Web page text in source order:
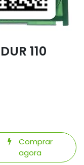
110
Comprar
agora